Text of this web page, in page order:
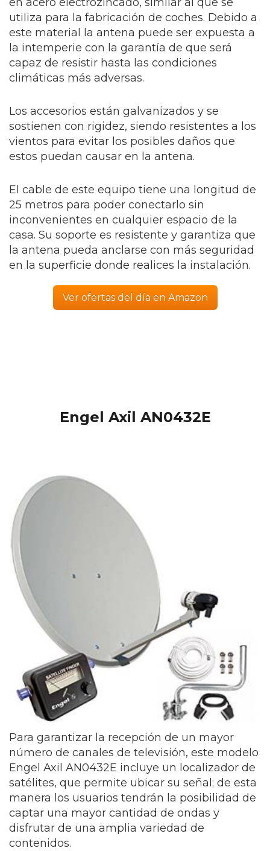
utiliza para la fabricación de coches. Debido a
este material la antena puede ser expuesta a
la intemperie con la garantía de que será
capaz de resistir hasta las condiciones
climáticas más adversas.
Los accesorios están galvanizados y se
sostienen con rigidez, siendo resistentes a los
vientos para evitar los posibles daños que
estos puedan causar en la antena.
El cable de este equipo tiene una longitud de
25 metros para poder conectarlo sin
inconvenientes en cualquier espacio de la
casa. Su soporte es resistente y garantiza que
la antena pueda anclarse con más seguridad
en la superficie donde realices la instalación.
Ver ofertas del día en Amazon
Engel Axil AN0432E
Para garantizar la recepción de un mayor
número de canales de televisión, este modelo
Engel Axil AN0432E incluye un localizador de
satélites, que permite ubicar su señal; de esta
manera los usuarios tendrán la posibilidad de
captar una mayor cantidad de ondas y
disfrutar de una amplia variedad de
contenidos.